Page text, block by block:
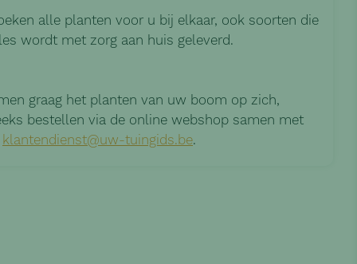
alle planten voor u bij elkaar, ook soorten die
wordt met zorg aan huis geleverd.
graag het planten van uw boom op zich,
bestellen via de online webshop samen met
klantendienst@uw-tuingids.be.